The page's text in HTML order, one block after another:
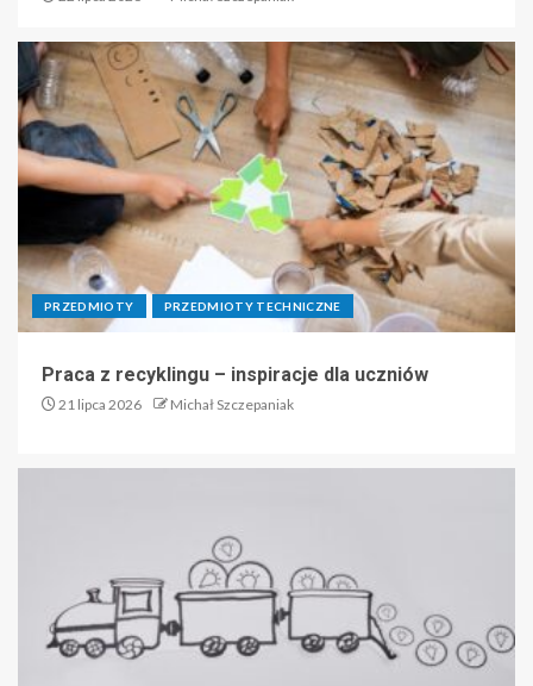
PRZEDMIOTY PRZEDMIOTY TECHNICZNE
Praca z recyklingu – inspiracje dla uczniów
21 lipca 2026 Michał Szczepaniak